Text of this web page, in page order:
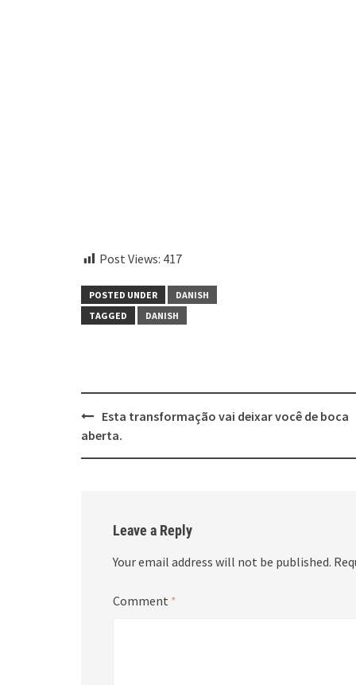
Post Views: 417
POSTED UNDER
DANISH
TAGGED
DANISH
Post
navigation
Esta transformação vai deixar você de boca
aberta.
Leave a Reply
Your email address will not be published.
Comment *